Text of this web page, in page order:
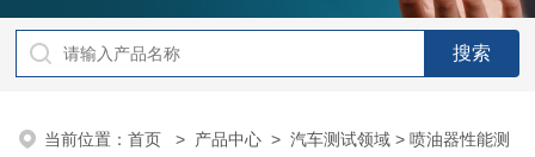
当前位置：首页 > 产品中心 >汽车测试领域 > 喷油器性能测